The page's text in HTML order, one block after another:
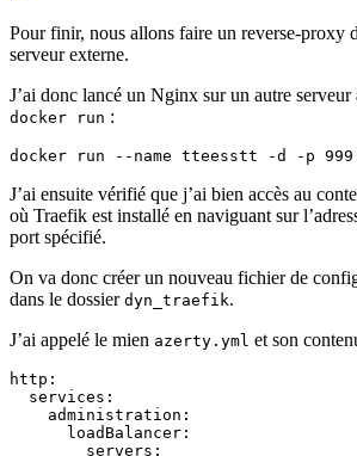
Pour finir, nous allons faire un reverse-proxy
serveur externe.
J’ai donc lancé un Nginx sur un autre
docker run :
docker run --name tteesstt -d -p
J’ai ensuite vérifié que j’ai bien accès au
où Traefik est installé en naviguant sur
port spécifié.
On va donc créer un nouveau fichier de
dans le dossier dyn_traefik.
J’ai appelé le mien azerty.yml et son
http :
services :
administration :
loadBalancer :
servers :